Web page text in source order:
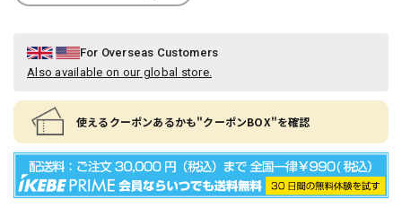
For Overseas Customers
Also available on our global store.
使えるクーポンあるかも"クーポンBOX"を確認